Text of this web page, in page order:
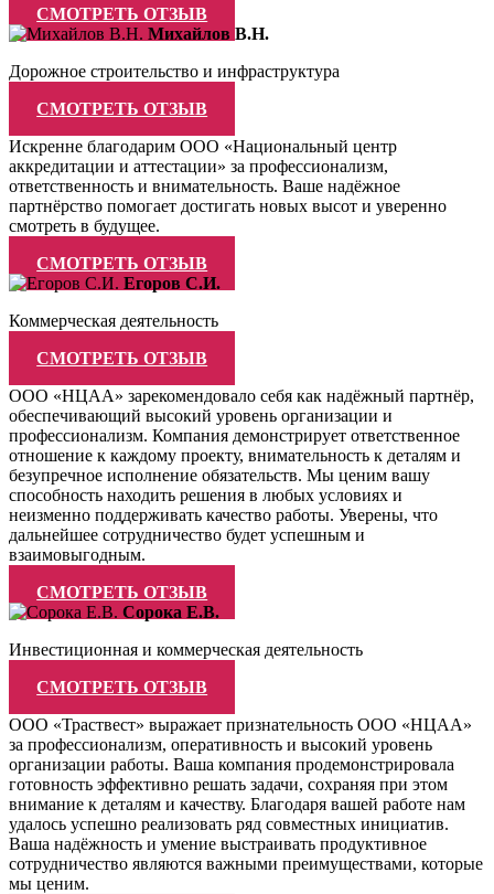
СМОТРЕТЬ ОТЗЫВ
Михайлов В.Н.
Дорожное строительство и инфраструктура
СМОТРЕТЬ ОТЗЫВ
Искренне благодарим ООО «Национальный центр
аккредитации и аттестации» за профессионализм,
ответственность и внимательность. Ваше надёжное
партнёрство помогает достигать новых высот и уверенно
смотреть в будущее.
СМОТРЕТЬ ОТЗЫВ
Егоров С.И.
Коммерческая деятельность
СМОТРЕТЬ ОТЗЫВ
ООО «НЦАА» зарекомендовало себя как надёжный партнёр,
обеспечивающий высокий уровень организации и
профессионализм. Компания демонстрирует ответственное
отношение к каждому проекту, внимательность к деталям и
безупречное исполнение обязательств. Мы ценим вашу
способность находить решения в любых условиях и
неизменно поддерживать качество работы. Уверены, что
дальнейшее сотрудничество будет успешным и
взаимовыгодным.
СМОТРЕТЬ ОТЗЫВ
Сорока Е.В.
Инвестиционная и коммерческая деятельность
СМОТРЕТЬ ОТЗЫВ
ООО «Траствест» выражает признательность ООО «НЦАА»
за профессионализм, оперативность и высокий уровень
организации работы. Ваша компания продемонстрировала
готовность эффективно решать задачи, сохраняя при этом
внимание к деталям и качеству. Благодаря вашей работе нам
удалось успешно реализовать ряд совместных инициатив.
Ваша надёжность и умение выстраивать продуктивное
сотрудничество являются важными преимуществами, которые
мы ценим.